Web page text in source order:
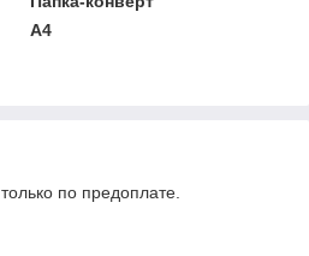
A4
по предоплате.